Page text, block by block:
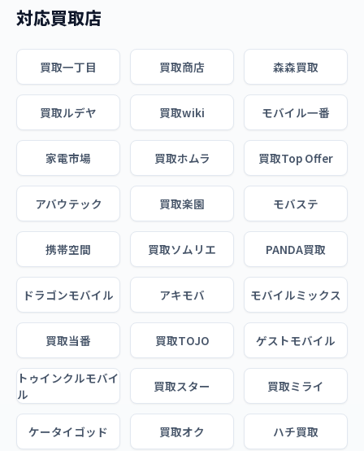
対応買取店
買取一丁目 買取商店 森森買取
買取ルデヤ 買取wiki モバイル一番
家電市場 買取ホムラ 買取Top Offer
アバウテック 買取楽園 モバステ
携帯空間 買取ソムリエ PANDA買取
ドラゴンモバイル アキモバ モバイルミックス
買取当番 買取TOJO ゲストモバイル
トゥインクルモバイ
ル
買取スター 買取ミライ
ケータイゴッド 買取オク ハチ買取